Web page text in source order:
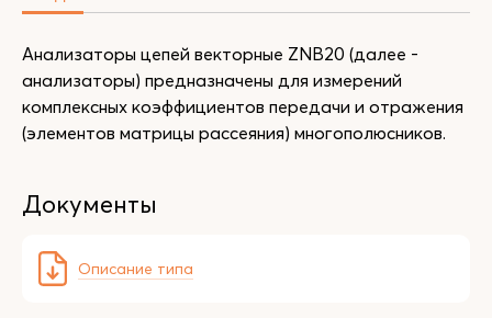
Анализаторы цепей векторные ZNB20 (далее -
анализаторы) предназначены для измерений
комплексных коэффициентов передачи и отражения
(элементов матрицы рассеяния) многополюсников.
Документы
Описание типа